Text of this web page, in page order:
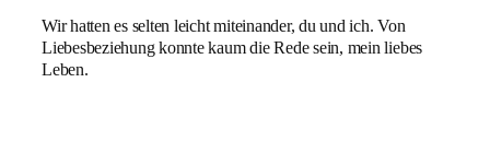
Wir hatten es selten leicht miteinander, du und ich. Von
Liebesbeziehung konnte kaum die Rede sein, mein liebes
Leben.